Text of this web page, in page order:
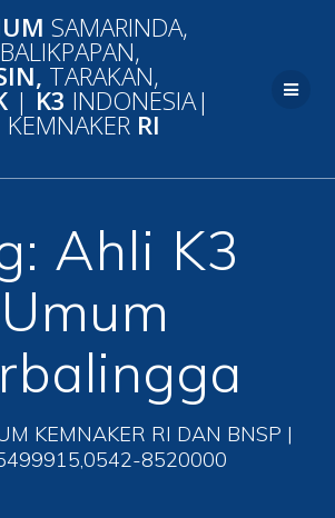
to
content
SAMARINDA,
BALIKPAPAN,
TARAKAN,
| K3 INDONESIA|
KEMNAKER RI
Ahli K3
Umum
KEMNAKER RI DAN BNSP |
8520000